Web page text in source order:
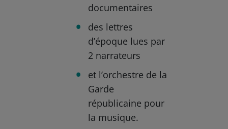
documentaires
des lettres
d’époque lues par
2 narrateurs
et l’orchestre de la
Garde
républicaine pour
la musique.